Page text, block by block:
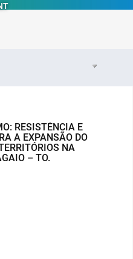
RESISTÊNCIA E
A EXPANSÃO DO
NA
– TO.